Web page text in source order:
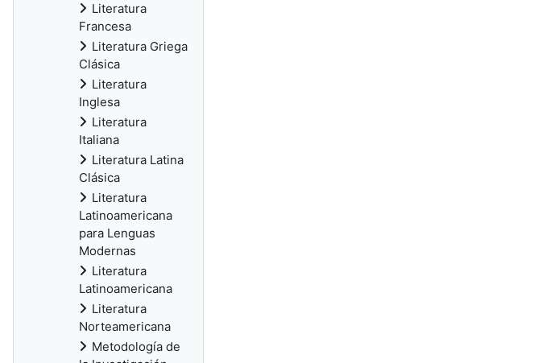
Literatura
Francesa
Literatura Griega
Clásica
Literatura
Inglesa
Literatura
Italiana
Literatura Latina
Clásica
Literatura
Latinoamericana
para Lenguas
Modernas
Literatura
Latinoamericana
Literatura
Norteamericana
Metodología de